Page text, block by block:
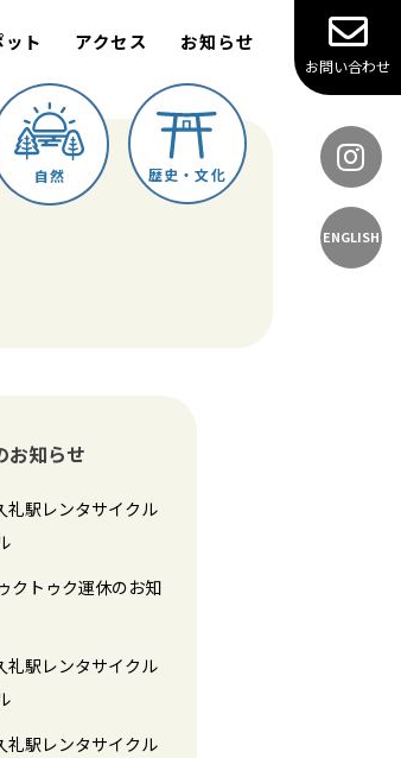
ト アクセス お知らせ
お問い合わせ
ENGLISH
自然 歴史・文化
お知らせ
礼駅レンタサイクル
クトゥク運休のお知
礼駅レンタサイクル
礼駅レンタサイクル